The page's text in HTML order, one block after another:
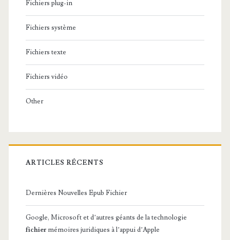
Fichiers plug-in
Fichiers système
Fichiers texte
Fichiers vidéo
Other
ARTICLES RÉCENTS
Dernières Nouvelles Epub Fichier
Google, Microsoft et d’autres géants de la technologie
fichier mémoires juridiques à l’appui d’Apple